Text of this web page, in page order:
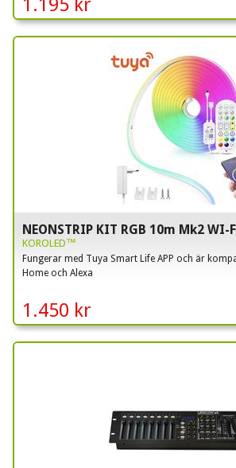
1.195 kr
NEONSTRIP KIT RGB 10m Mk2 WI-
1.450 kr
KOROLED™
Fungerar med Tuya Smart Life APP och är
Home och Alexa